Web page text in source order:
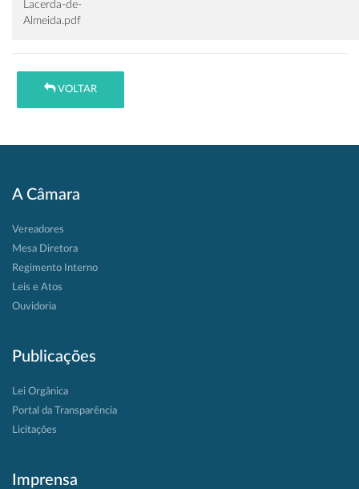
Lacerda-de-
Almeida.pdf
VOLTAR
A Câmara
Vereadores
Mesa Diretora
Regimento Interno
Leis e Atos
Ouvidoria
Publicações
Lei Orgânica
Portal da Transparência
Licitações
Imprensa